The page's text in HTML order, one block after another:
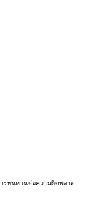
รทนทานต่อความผิดพลาด